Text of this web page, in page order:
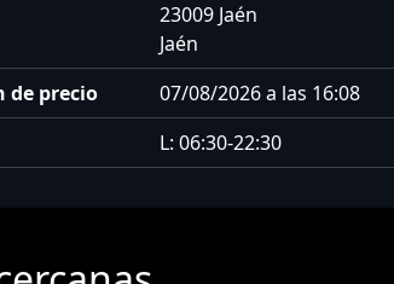
23009 Jaén
Jaén
de precio
07/08/2026 a las 16:08
L: 06:30-22:30